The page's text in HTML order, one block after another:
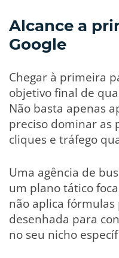
Alcance a
Google
Chegar à primeira
objetivo final de
Não basta apenas
preciso dominar as
cliques e tráfego
Uma agência de
um plano tático
não aplica fórmulas
desenhada para
no seu nicho